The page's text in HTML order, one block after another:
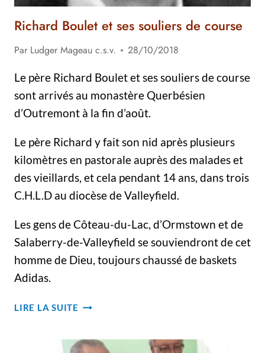
Richard Boulet et ses souliers de course
Par Ludger Mageau c.s.v.
28/10/2018
Le père Richard Boulet et ses souliers de course
sont arrivés au monastère Querbésien
d’Outremont à la fin d’août.
Le père Richard y fait son nid après plusieurs
kilomètres en pastorale auprès des malades et
des vieillards, et cela pendant 14 ans, dans trois
C.H.L.D au diocèse de Valleyfield.
Les gens de Côteau-du-Lac, d’Ormstown et de
Salaberry-de-Valleyfield se souviendront de cet
homme de Dieu, toujours chaussé de baskets
Adidas.
LIRE LA SUITE RICHARD
SES